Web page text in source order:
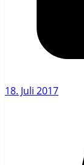
18. Juli 2017